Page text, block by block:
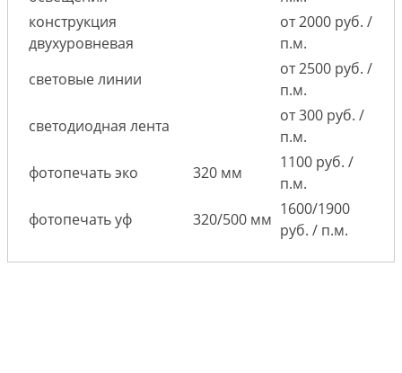
конструкция
двухуровневая
от 2000 руб. /
п.м.
световые линии
от 2500 руб. /
п.м.
светодиодная лента
от 300 руб. /
п.м.
фотопечать эко
320 мм
1100 руб. /
п.м.
фотопечать уф
320/500 мм
1600/1900
руб. / п.м.